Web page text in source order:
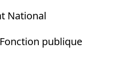
National
publique